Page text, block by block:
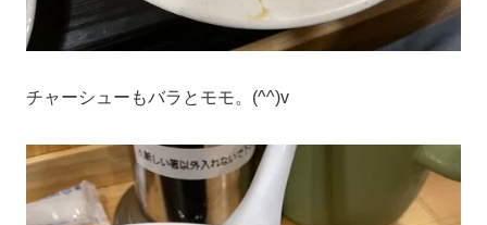
チャーシューもバラとモモ。(^^)v